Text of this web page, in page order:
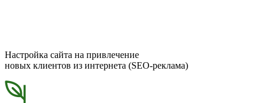
Настройка сайта на привлечение
новых клиентов из интернета (SEO-реклама)